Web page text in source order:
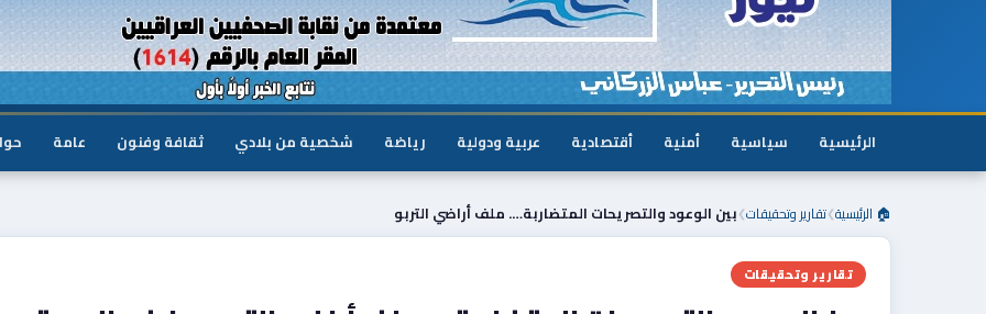
الرئيسية سياسية أمنية أقتصادية عربية ودولية رياضة شخصية من بلادي ثقافة وفنون عامة
🏠 الرئيسية❯تقارير وتحقيقات❯بين الوعود والتصريحات المتضاربة…. ملف أراضي التربو
تقارير وتحقيقات